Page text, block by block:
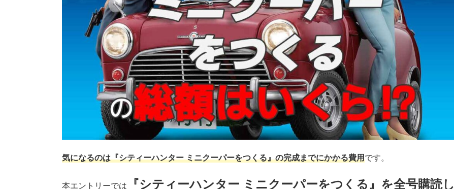
気になるのは『シティーハンター ミニクーパーをつくる』の完成までにかかる費用です。
本エントリーでは
『シティーハンター ミニクーパーをつくる』を全号購読し